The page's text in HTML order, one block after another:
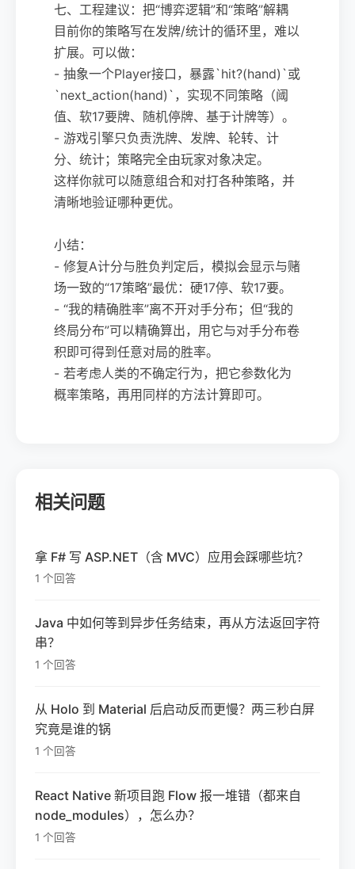
七、工程建议：把“博弈逻辑”和“策略”解耦
目前你的策略写在发牌/统计的循环里，难以
扩展。可以做：
- 抽象一个Player接口，暴露`hit?(hand)`或
`next_action(hand)`，实现不同策略（阈
值、软17要牌、随机停牌、基于计牌等）。
- 游戏引擎只负责洗牌、发牌、轮转、计
分、统计；策略完全由玩家对象决定。
这样你就可以随意组合和对打各种策略，并
清晰地验证哪种更优。
小结：
- 修复A计分与胜负判定后，模拟会显示与赌
场一致的“17策略”最优：硬17停、软17要。
- “我的精确胜率”离不开对手分布；但“我的
终局分布”可以精确算出，用它与对手分布卷
积即可得到任意对局的胜率。
- 若考虑人类的不确定行为，把它参数化为
概率策略，再用同样的方法计算即可。
相关问题
拿 F# 写 ASP.NET（含 MVC）应用会踩哪些坑？
1 个回答
Java 中如何等到异步任务结束，再从方法返回字符
串？
1 个回答
从 Holo 到 Material 后启动反而更慢？两三秒白屏
究竟是谁的锅
1 个回答
React Native 新项目跑 Flow 报一堆错（都来自
node_modules），怎么办？
1 个回答